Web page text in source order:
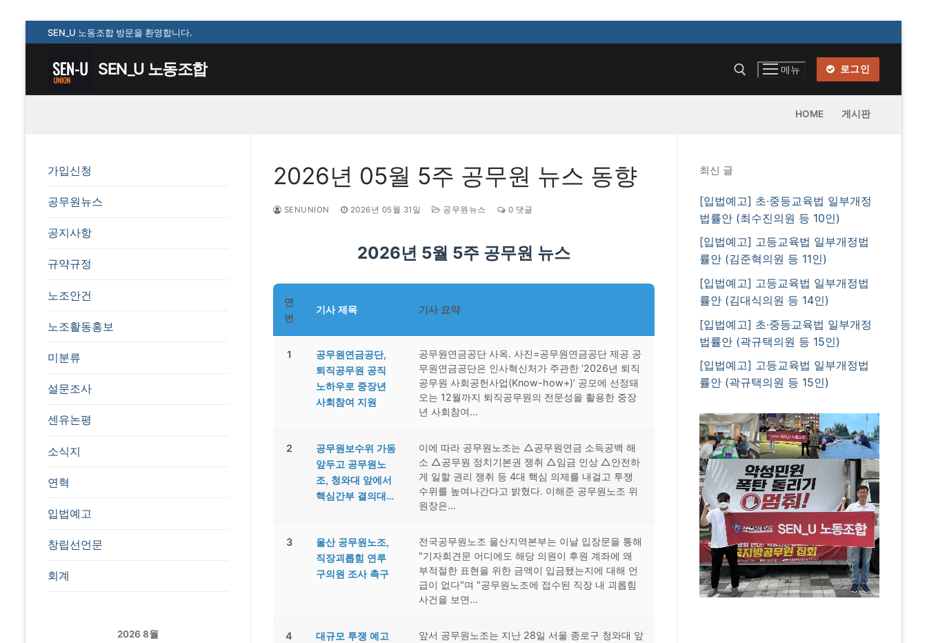
텐
바
SEN_U 노동조합 방문을 환영합니다.
SEN_U 노동조합 메뉴 로그인
HOME 게시판
2026년 05월 5주 공무원 뉴스 동향
SENUNION 2026년 05월 31일 공무원뉴스 0 댓글
2026년 5월 5주 공무원 뉴스
연
번
기사 제목 기사 요약
1
공무원연금공단,
퇴직공무원 공직
노하우로 중장년
사회참여 지원
공무원연금공단 사옥. 사진=공무원연금공단 제공 공
무원연금공단은 인사혁신처가 주관한 ‘2026년 퇴직
공무원 사회공헌사업(Know-how+)’ 공모에 선정돼
오는 12월까지 퇴직공무원의 전문성을 활용한 중장
년 사회참여…
2
공무원보수위 가동
앞두고 공무원노
조, 청와대 앞에서
핵심간부 결의대…
이에 따라 공무원노조는 △공무원연금 소득공백 해
소 △공무원 정치기본권 쟁취 △임금 인상 △안전하
게 일할 권리 쟁취 등 4대 핵심 의제를 내걸고 투쟁
수위를 높여나간다고 밝혔다. 이해준 공무원노조 위
원장은…
3
울산 공무원노조,
직장괴롭힘 연루
구의원 조사 촉구
전국공무원노조 울산지역본부는 이날 입장문을 통해
"기자회견문 어디에도 해당 의원이 후원 계좌에 왜
부적절한 표현을 위한 금액이 입금됐는지에 대해 언
급이 없다"며 "공무원노조에 접수된 직장 내 괴롭힘
사건을 보면…
4
대규모 투쟁 예고
앞서 공무원노조는 지난 28일 서울 종로구 청와대 앞
최신 글
[입법예고] 초·중등교육법 일부개정
법률안 (최수진의원 등 10인)
[입법예고] 고등교육법 일부개정법
률안 (김준혁의원 등 11인)
[입법예고] 고등교육법 일부개정법
률안 (김대식의원 등 14인)
[입법예고] 초·중등교육법 일부개정
법률안 (곽규택의원 등 15인)
[입법예고] 고등교육법 일부개정법
률안 (곽규택의원 등 15인)
가입신청
공무원뉴스
공지사항
규약규정
노조안건
노조활동홍보
미분류
설문조사
센유논평
소식지
연혁
입법예고
창립선언문
회계
2026 8월